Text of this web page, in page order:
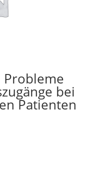
Probleme
bei
Patienten